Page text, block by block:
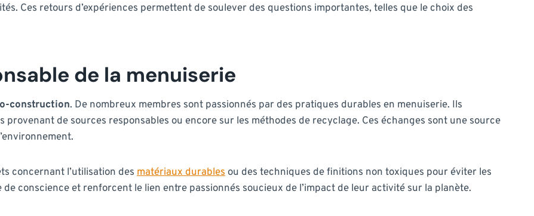
Ces retours d’expériences permettent de soulever des questions importantes, telles que le choix des
de la menuiserie
construction. De nombreux membres sont passionnés par des pratiques durables en menuiserie. Ils
de sources responsables ou encore sur les méthodes de recyclage. Ces échanges sont une source
concernant l’utilisation des matériaux durables ou des techniques de finitions non toxiques pour éviter les
conscience et renforcent le lien entre passionnés soucieux de l’impact de leur activité sur la planète.